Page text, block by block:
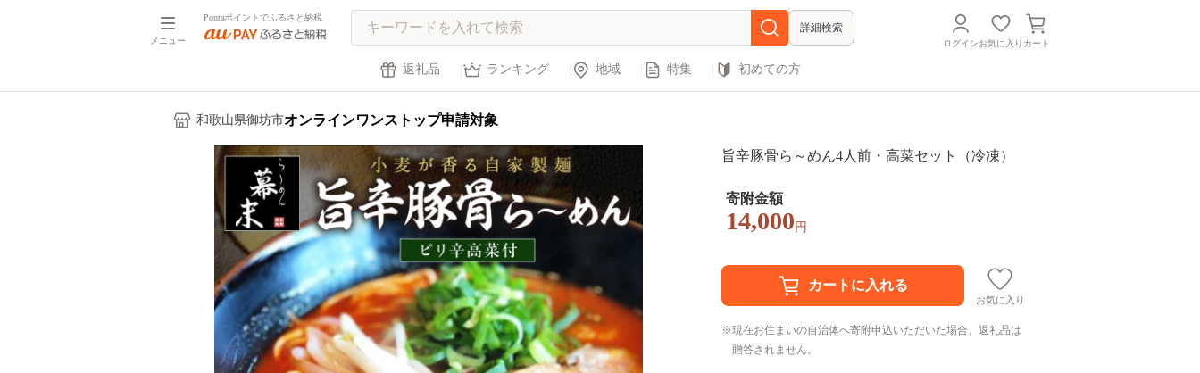
メニュー
Pontaポイントでふるさと納税
詳細検索
ログインお気に入り カート
返礼品 ランキング 地域 特集 初めての方
和歌山県御坊市オンラインワンストップ申請対象
旨辛豚骨ら～めん4人前・高菜セット（冷凍）
寄附金額
14,000 円
お気に入り
現在お住まいの自治体へ寄附申込いただいた場合、返礼品は
贈答されません。